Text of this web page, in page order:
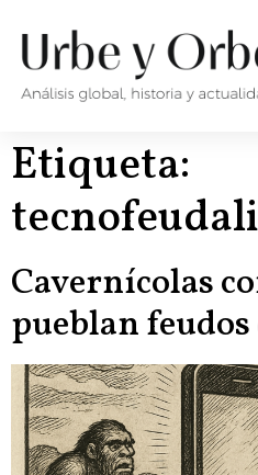
Etiqueta:
Cavernícolas
pueblan